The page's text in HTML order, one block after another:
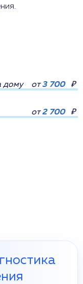
дому от3 700 ₽
от2 700 ₽